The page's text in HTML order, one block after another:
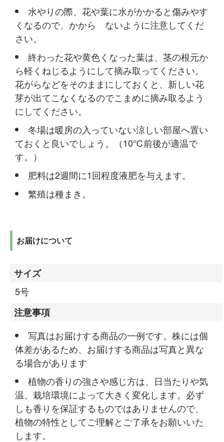
水やりの際、花や葉に水がかかると傷みやす
くなるので、かから ないように注意してくだ
さい。
終わった花や黄色くなった葉は、茎の根元か
ら軽くねじるようにして摘み取ってください。
花がらなどをそのままにしておくと、新しい花
芽が出てこなくなるのでこまめに摘み取るよう
にしてください。
冬場は暖房の入っていない涼しい部屋へ置い
ておくと良いでしょう。（10℃前後が適温で
す。）
肥料は2週間に1回程度液肥を与えます。
繁殖は種まき。
お届けについて
サイズ
5号
注意事項
写真はお届けする商品の一例です。株には個
体差があるため、お届けする商品は写真と異な
る場合があります
植物の香りの強さや感じ方は、日当たりや気
温、栽培環境によって大きく変化します。必ず
しも香りを保証するものではありませんので、
植物の特性としてご理解とご了承をお願いいた
します。